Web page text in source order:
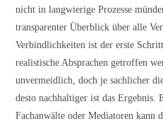
nicht in langwierige Prozesse
transparenter Überblick über alle
Verbindlichkeiten ist der erste
realistische Absprachen getroffen
unvermeidlich, doch je sachlicher
desto nachhaltiger ist das Ergebnis.
Fachanwälte oder Mediatoren kann